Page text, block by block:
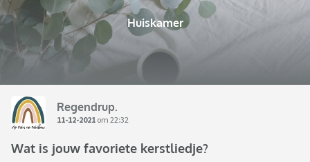
Huiskamer
Regendrup.
11-12-2021 om 22:32
Wat is jouw favoriete kerstliedje?